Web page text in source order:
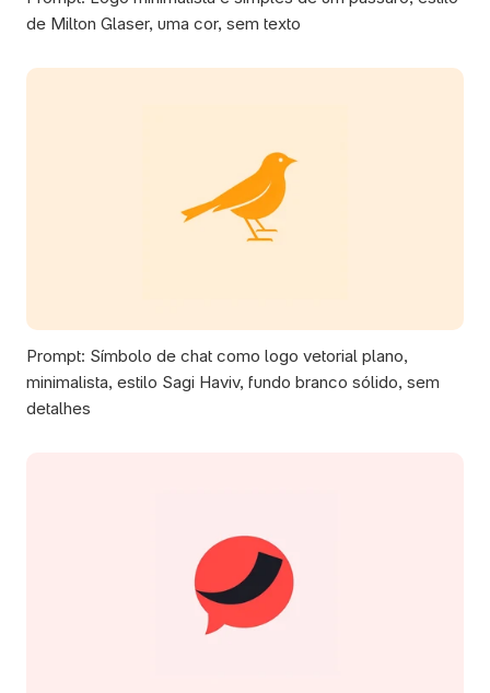
de Milton Glaser, uma cor, sem texto
Prompt: Símbolo de chat como logo vetorial plano,
minimalista, estilo Sagi Haviv, fundo branco sólido, sem
detalhes